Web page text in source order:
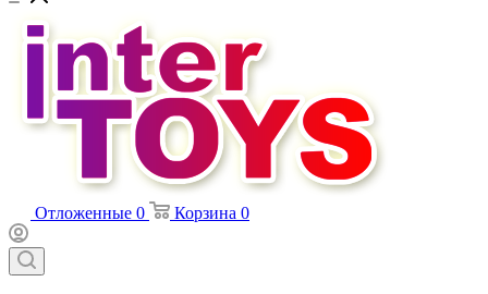
Отложенные 0 Корзина 0